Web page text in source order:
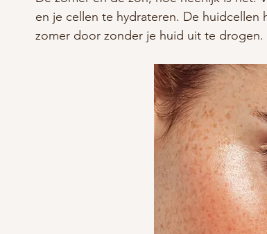
en je cellen te hydrateren. De
zomer door zonder je huid uit te drogen.